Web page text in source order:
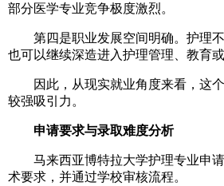
部分医学专业竞争极度激烈。
第四是职业发展空间明确。护理不
也可以继续深造进入护理管理、教育
因此，从现实就业角度来看，这个
较强吸引力。
申请要求与录取难度分析
马来西亚博特拉大学护理专业申请
术要求，并通过学校审核流程。